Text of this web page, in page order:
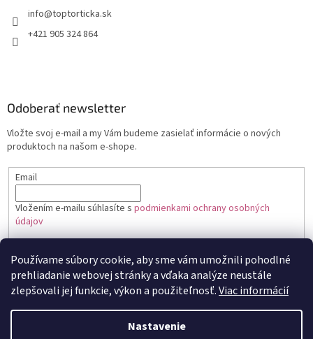
Používame súbory cookie, aby sme vám umožnili pohodlné
prehliadanie webovej stránky a vďaka analýze neustále
zlepšovali jej funkcie, výkon a použiteľnosť.Viac informácií
Nastavenie
+421 905 324 864
Odoberať newsletter
Vložte svoj e-mail a my Vám budeme zasielať informácie o nových
produktoch na našom e-shope.
Email
Vložením e-mailu súhlasíte s podmienkami ochrany osobných
údajov
PRIHLÁSIŤ SA